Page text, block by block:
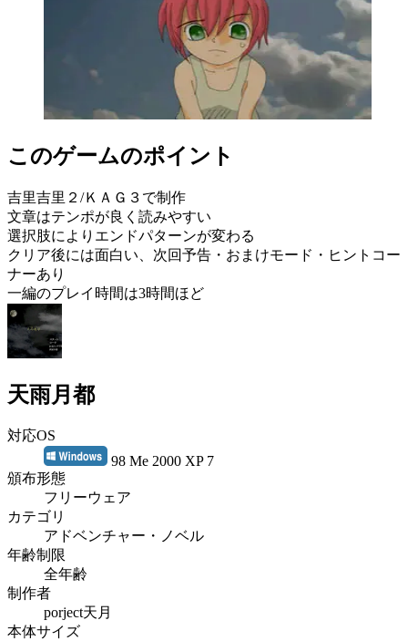
このゲームのポイント
吉里吉里２/ＫＡＧ３で制作
文章はテンポが良く読みやすい
選択肢によりエンドパターンが変わる
クリア後には面白い、次回予告・おまけモード・ヒントコー
ナーあり
一編のプレイ時間は3時間ほど
天雨月都
対応OS
98 Me 2000 XP 7
頒布形態
フリーウェア
カテゴリ
アドベンチャー・ノベル
年齢制限
全年齢
制作者
porject天月
本体サイズ